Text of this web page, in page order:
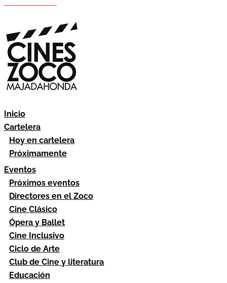
Inicio
Cartelera
Hoy en cartelera
Próximamente
Eventos
Próximos eventos
Directores en el Zoco
Cine Clásico
Ópera y Ballet
Cine Inclusivo
Ciclo de Arte
Club de Cine y literatura
Educación